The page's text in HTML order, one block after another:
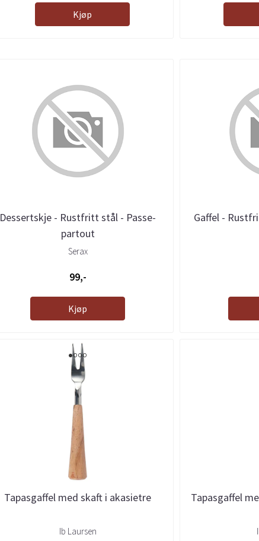
Kjøp
Dessertskje - Rustfritt stål - Passe-
partout
Serax
99,-
Kjøp
Gaffel -
Tapasgaffel med skaft i akasietre
Ib Laursen
Tapasgaffel